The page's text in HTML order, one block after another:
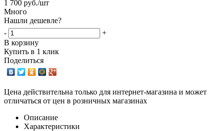
1 700 руб./шт
Много
Нашли дешевле?
-
+
В корзину
Купить в 1 клик
Поделиться
Цена действительна только для интернет-магазина и может
отличаться от цен в розничных магазинах
Описание
Характеристики